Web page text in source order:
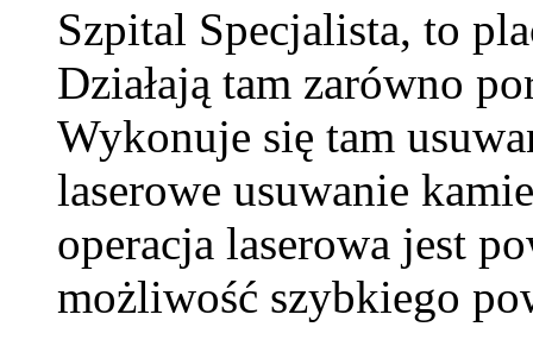
Szpital Specjalista, to
Działają tam zarówno
Wykonuje się tam
laserowe usuwanie
operacja laserowa jest
możliwość szybkiego